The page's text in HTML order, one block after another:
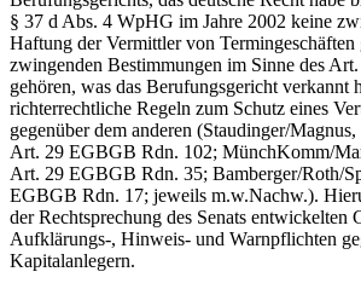
§ 37 d Abs. 4 WpHG im Jahre 2002 keine
Haftung der Vermittler von Termingeschäften
zwingenden Bestimmungen im Sinne des
gehören, was das Berufungsgericht verkannt
richterrechtliche Regeln zum Schutz eines
gegenüber dem anderen (Staudinger/
Art. 29 EGBGB Rdn. 102; MünchKomm/
Art. 29 EGBGB Rdn. 35; Bamberger/Roth/
EGBGB Rdn. 17; jeweils m.w.Nachw.).
der Rechtsprechung des Senats entwickelten
Aufklärungs-, Hinweis- und Warnpflichten
Kapitalanlegern.